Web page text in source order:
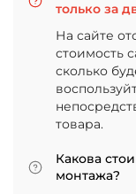
только за
На сайте
стоимость
сколько
товара.
Какова
монтажа?